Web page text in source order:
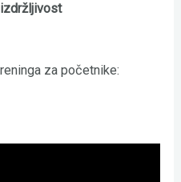
za početnike: